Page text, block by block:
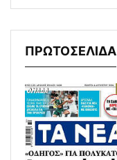
ΠΡΩΤΟΣΕΛΙΔΑ